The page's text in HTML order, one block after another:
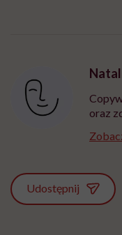
oraz
Udostępnij